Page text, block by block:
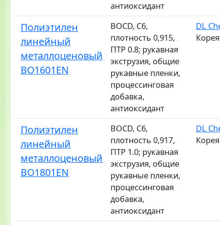
антиоксидант
Полиэтилен
линейный
металлоценовый
BO1601EN
BOCD, C6,
плотность 0,915,
ПТР 0.8; рукавная
экструзия, общие
рукавные пленки,
процессинговая
добавка,
антиоксидант
DL
Корея
Полиэтилен
линейный
металлоценовый
BO1801EN
BOCD, C6,
плотность 0,917,
ПТР 1.0; рукавная
экструзия, общие
рукавные пленки,
процессинговая
добавка,
антиоксидант
DL
Корея